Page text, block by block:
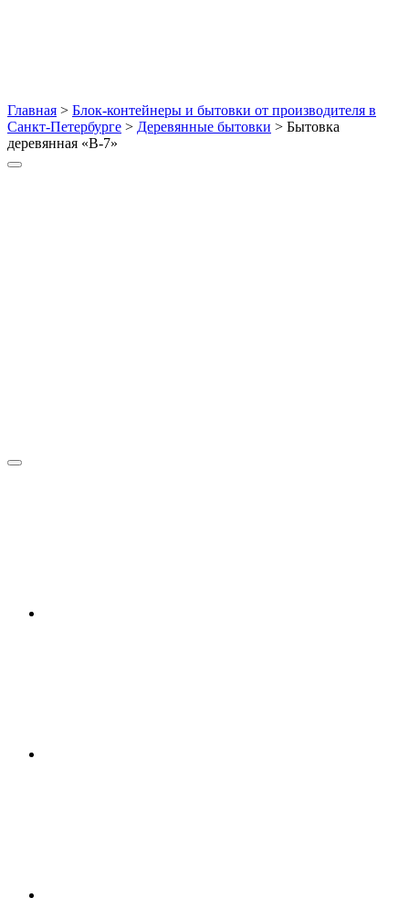
Главная > Блок-контейнеры и бытовки от производителя в
Санкт-Петербурге > Деревянные бытовки > Бытовка
деревянная «В-7»